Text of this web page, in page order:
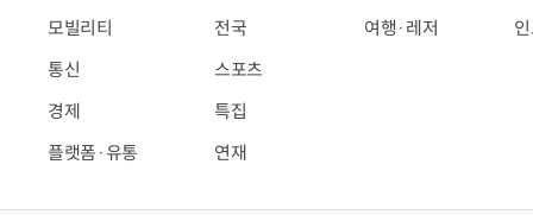
모빌리티
통신
경제
플랫폼·유통
전국
스포츠
특집
연재
여행·레저